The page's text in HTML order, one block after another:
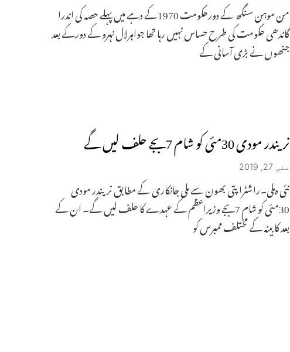
من موہن سنگھ کے دورحکومت 1970کے دہے میں پہلے حصہ کی اندرا
گاندھی حکومت کی طرح حساس نہیں رہا تھا جواہرلال نہرو کے دورکے بعد
جنھوں نے بڑی آسانی کے
نریندر مودی 30مئی کو شام 7بجے حلف لیں گے
مئی 27, 2019
نئی دہلی۔راشٹرا پتی بھون سے ملی جانکاری کے مطابق نریندر مودی
30مئی کو شام 7بجے وزیراعظم کے عہدے کا حلف لیں گے۔ ان کے
بعد کابینہ کے مختلف ممبرس کو